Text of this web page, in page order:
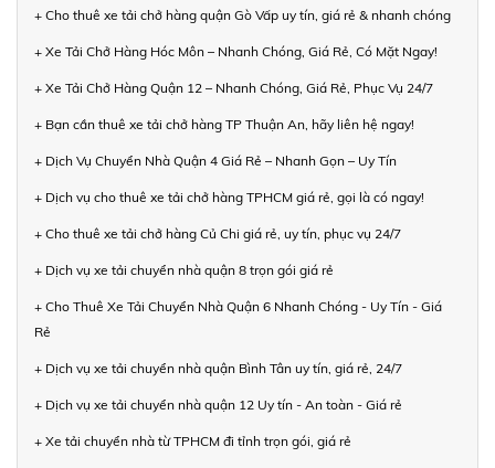
+ Cho thuê xe tải chở hàng quận Gò Vấp uy tín, giá rẻ & nhanh chóng
+ Xe Tải Chở Hàng Hóc Môn – Nhanh Chóng, Giá Rẻ, Có Mặt Ngay!
+ Xe Tải Chở Hàng Quận 12 – Nhanh Chóng, Giá Rẻ, Phục Vụ 24/7
+ Bạn cần thuê xe tải chở hàng TP Thuận An, hãy liên hệ ngay!
+ Dịch Vụ Chuyển Nhà Quận 4 Giá Rẻ – Nhanh Gọn – Uy Tín
+ Dịch vụ cho thuê xe tải chở hàng TPHCM giá rẻ, gọi là có ngay!
+ Cho thuê xe tải chở hàng Củ Chi giá rẻ, uy tín, phục vụ 24/7
+ Dịch vụ xe tải chuyển nhà quận 8 trọn gói giá rẻ
+ Cho Thuê Xe Tải Chuyển Nhà Quận 6 Nhanh Chóng - Uy Tín - Giá
Rẻ
+ Dịch vụ xe tải chuyển nhà quận Bình Tân uy tín, giá rẻ, 24/7
+ Dịch vụ xe tải chuyển nhà quận 12 Uy tín - An toàn - Giá rẻ
+ Xe tải chuyển nhà từ TPHCM đi tỉnh trọn gói, giá rẻ